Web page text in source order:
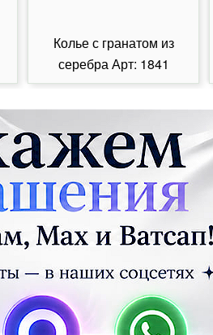
Колье с гранатом из
серебра Арт: 1841